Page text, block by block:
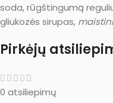
soda, rūgštingumą
gliukozės sirupas,
Pirkėjų
0 atsiliepimų